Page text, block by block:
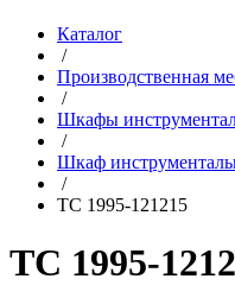
Каталог
/
Производственная
/
Шкафы
/
Шкаф
/
TC 1995-121215
TC 1995-